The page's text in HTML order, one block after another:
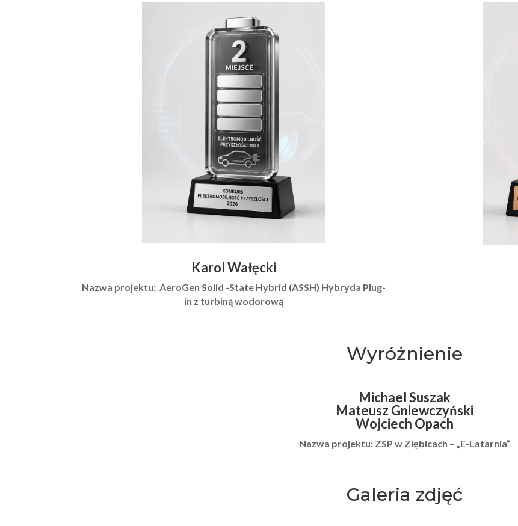
Karol Wałęcki
Nazwa projektu: AeroGen Solid -State Hybrid (ASSH) Hybryda Plug-
in z turbiną wodorową
Wyróżnienie
Michael Suszak
Mateusz Gniewczyński
Wojciech Opach
Nazwa projektu: ZSP w Ziębicach – „E-Latarnia”
Galeria zdjęć